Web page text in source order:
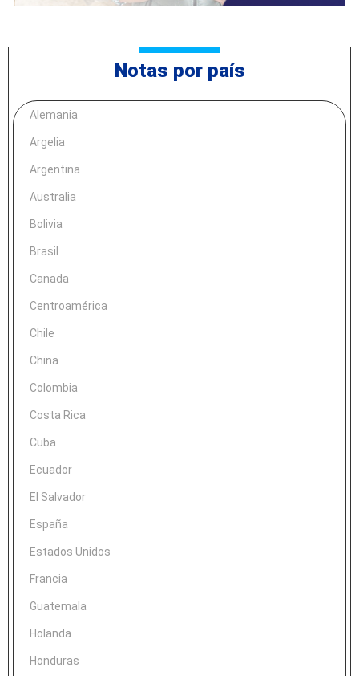
Notas por país
Alemania
Argelia
Argentina
Australia
Bolivia
Brasil
Canada
Centroamérica
Chile
China
Colombia
Costa Rica
Cuba
Ecuador
El Salvador
España
Estados Unidos
Francia
Guatemala
Holanda
Honduras